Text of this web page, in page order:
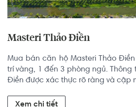
Masteri Thảo Điền
Mua bán căn hộ Masteri Thảo
trí vàng, 1 đến 3 phòng ngủ. Thông
Điền được xác thực rõ ràng và cập
Xem chi tiết